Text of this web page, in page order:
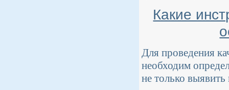
Какие
Для проведения
необходим
не только